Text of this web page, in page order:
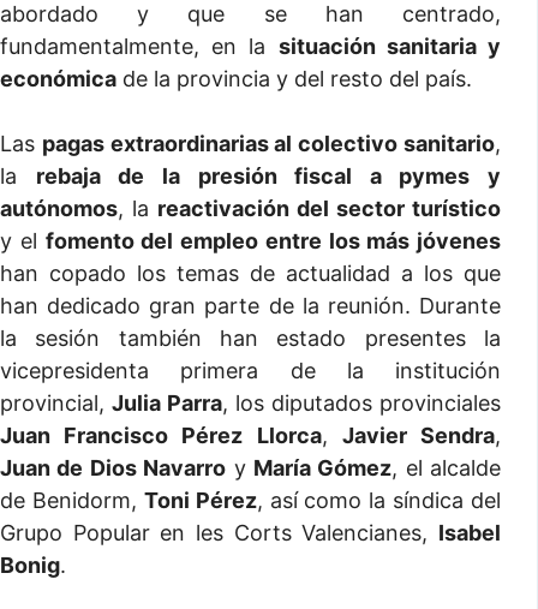
abordado y que se han centrado,
fundamentalmente, en la situación sanitaria y
económica de la provincia y del resto del país.
Las pagas extraordinarias al colectivo sanitario,
la rebaja de la presión fiscal a pymes y
autónomos, la reactivación del sector turístico
y el fomento del empleo entre los más jóvenes
han copado los temas de actualidad a los que
han dedicado gran parte de la reunión. Durante
la sesión también han estado presentes la
vicepresidenta primera de la institución
provincial, Julia Parra, los diputados provinciales
Juan Francisco Pérez Llorca, Javier Sendra,
Juan de Dios Navarro y María Gómez, el alcalde
de Benidorm, Toni Pérez, así como la síndica del
Grupo Popular en les Corts Valencianes, Isabel
Bonig.